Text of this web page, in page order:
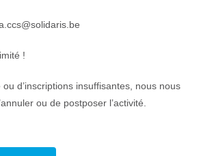
!
ou d’inscriptions insuffisantes, nous nous
ou de postposer l’activité.